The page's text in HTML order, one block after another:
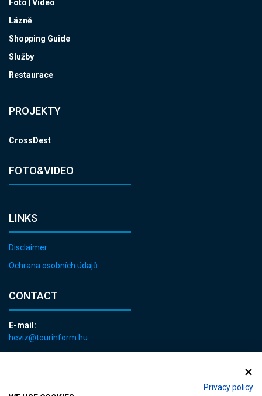
Privacy policy
Foto | Video
Lázně
Shopping Guide
Služby
Restaurace
PROJEKTY
CrossDest
FOTO&VIDEO
LINKS
Disclaimer
Ochrana osobních údajů
CONTACT
E-mail:
heviz@tourinform.hu